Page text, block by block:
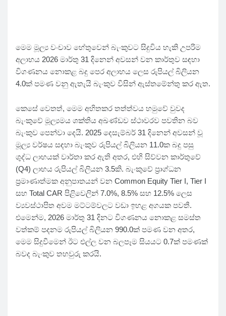
මෙම මූල්‍ය වංචාව හේතුවෙන් බැංකුවට සිදුවිය හැකි උපරිම
අලාභය 2026 මාර්තු 31 දිනෙන් අවසන් වන කාර්තුව සඳහා
විගණනය නොකළ බදු පෙර අලාභය ලෙස රුපියල් බිලියන
4.0ක් පමණ වනු ඇතැයි බැංකුව විසින් ඇස්තමේන්තු කර ඇත.
කෙසේ වෙතත්, මෙම අහිතකර තත්ත්වය හමුවේ වුවද
බැංකුවේ මූල්‍යමය ශක්තිය අඛණ්ඩව ස්ථාවරව පවතින බව
බැංකුව පෙන්වා දෙයි. 2025 දෙසැම්බර් 31 දිනෙන් අවසන් වූ
මූල්‍ය වර්ෂය සඳහා බැංකුව රුපියල් බිලියන 11.0ක බදු පසු
ශුද්ධ ලාභයක් වාර්තා කර ඇති අතර, එහි සිව්වන කාර්තුවේ
(Q4) ලාභය රුපියල් බිලියන 3.5කි. බැංකුවේ ප්‍රාග්ධන
ප්‍රමාණාත්මක අනුපාතයන් වන Common Equity Tier I, Tier I
සහ Total CAR පිළිවෙලින් 7.0%, 8.5% සහ 12.5% ලෙස
ව්‍යවස්ථාපිත අවම මට්ටම්වලට වඩා ඉහළ අගයක පවතී.
එමෙන්ම, 2026 මාර්තු 31 දිනට විගණනය නොකළ සමස්ත
වත්කම් පදනම රුපියල් බිලියන 990.0ක් පමණ වන අතර,
මෙම සිදුවීමෙන් ඊට එල්ල වන බලපෑම සියයට 0.7ක් පමණක්
බවද බැංකුව තහවුරු කරයි.